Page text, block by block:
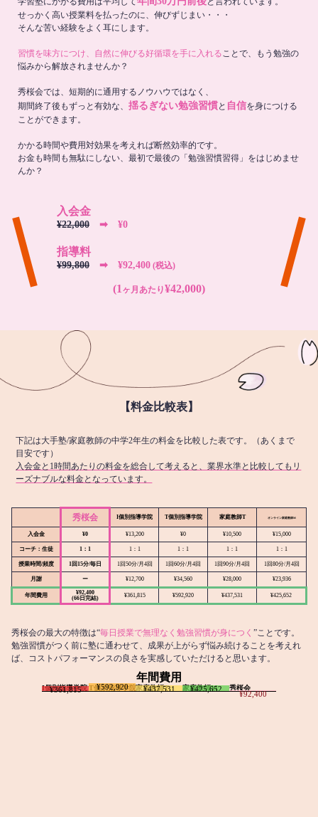
せっかく高い授業料を払ったのに、伸びずじまい・・・
そんな苦い経験をよく耳にします。
習慣を味方につけ、自然に伸びる好循環を手に入れることで、もう勉強の
悩みから解放されませんか？
秀桜会では、短期的に通用するノウハウではなく、
期間終了後もずっと有効な、 揺るぎない勉強習慣と 自信を身につける
ことができます。
かかる時間や費用対効果を考えれば断然効率的です。
お金も時間も無駄にしない、最初で最後の「勉強習慣習得」をはじめませ
んか？
入会金
¥22,000 ➡︎ ¥0
指導料
¥99,800 ➡︎ ¥92,400 (税込)
(1 ヶ月あたり¥42,000)
【料金比較表】
下記は大手塾/家庭教師の中学2年生の料金を比較した表です。（あくまで
目安です）
入会金と1時間あたりの料金を総合して考えると、業界水準と比較してもリ
ーズナブルな料金となっています。
秀桜会 I個別指導学院 T個別指導学院 家庭教師T オンライン家庭教師M
入会金 ¥0 ¥13,200 ¥0 ¥10,500 ¥15,000
コーチ：生徒 1：1 1：1 1：1 1：1 1：1
授業時間/頻度 1回15分/毎日 1回50分/月4回 1回60分/月4回 1回90分/月4回 1回80分/月4回
月謝 ー ¥12,700 ¥34,560 ¥28,000 ¥23,936
年間費用
¥92,400
(66日完結)
¥361,815 ¥592,920 ¥437,531 ¥425,652
秀桜会の最大の特徴は“毎日授業で無理なく勉強習慣が身につく ”ことです。
勉強習慣がつく前に塾に通わせて、成果が上がらず悩み続けることを考えれ
ば、コストパフォーマンスの良さを実感していただけると思います。
年間費用
I個別指導学院
¥361,815 T個別指導学院
¥592,920 家庭教師T
¥437,531 家庭教師M
¥425,652 秀桜会
¥92,400